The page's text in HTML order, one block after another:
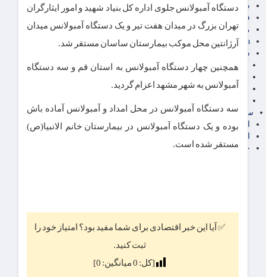
سیاسی
فارکس
مناطق آزاد تجاری
24intermedia
سایر اخبار اقتصادی
عمومی و سرگرمی
آگهی رسمی و مزایده
سایر رسانه ها
اقتصاد فارسی
خرید انواع دیزل ژنراتور
دستگاه آمبولانس جلوی اداره کل بنیاد شهید و امور ایثارگران
تهران بزرگ در میدان هفت تیر و یک دستگاه آمبولانس میدان
آرژانتین محل موکب بیمارستان ساسان مستقر شد.
همچنین چهار دستگاه آمبولانس به استان قم و سه دستگاه
آمبولانس به شهر مشهد اعزام گردید.
سه دستگاه آمبولانس در محل امداد و آمبولانس آماده باش
بوده و یک دستگاه آمبولانس در بیمارستان خانم الانبیا(ص)
مستقر شده است.
✅ آیا این خبر اقتصادی برای شما مفید بود؟ امتیاز خود را
ثبت کنید.
[کل: 0میانگین: 0
]